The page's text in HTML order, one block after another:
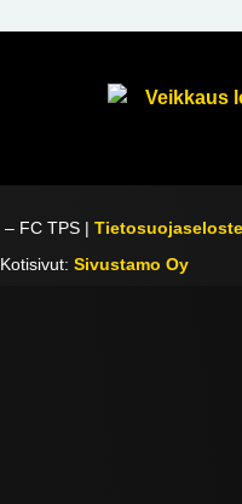
– FC TPS |Tietosuojaseloste
Kotisivut: Sivustamo Oy